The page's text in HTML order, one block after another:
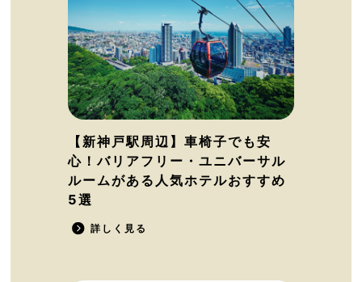
【新神戸駅周辺】車椅子でも安
心！バリアフリー・ユニバーサル
ルームがある人気ホテルおすすめ
5選
詳しく見る